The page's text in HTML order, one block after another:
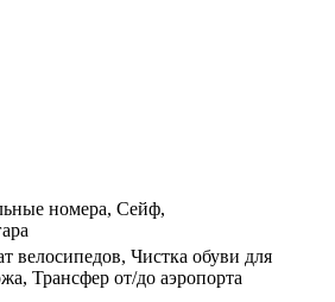
номера, Сейф,
велосипедов, Чистка обуви для
Трансфер от/до аэропорта